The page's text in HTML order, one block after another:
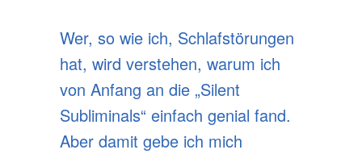
Wer, so wie ich, Schlafstörungen
hat, wird verstehen, warum ich
von Anfang an die „Silent
Subliminals“ einfach genial fand.
Aber damit gebe ich mich